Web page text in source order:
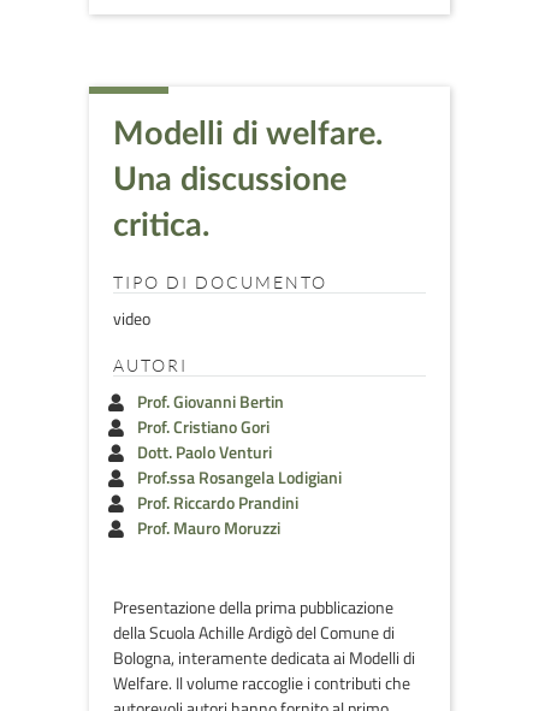
Modelli di welfare.
Una discussione
critica.
TIPO DI DOCUMENTO
video
AUTORI
Prof. Giovanni Bertin
Prof. Cristiano Gori
Dott. Paolo Venturi
Prof.ssa Rosangela Lodigiani
Prof. Riccardo Prandini
Prof. Mauro Moruzzi
Presentazione della prima pubblicazione
della Scuola Achille Ardigò del Comune di
Bologna, interamente dedicata ai Modelli di
Welfare. Il volume raccoglie i contributi che